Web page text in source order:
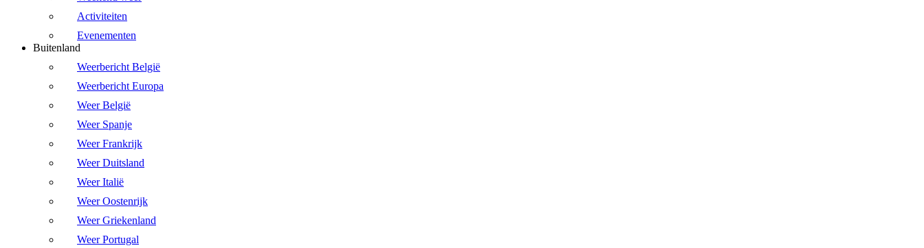
Activiteiten
Evenementen
Buitenland
Weerbericht België
Weerbericht Europa
Weer België
Weer Spanje
Weer Frankrijk
Weer Duitsland
Weer Italië
Weer Oostenrijk
Weer Griekenland
Weer Portugal